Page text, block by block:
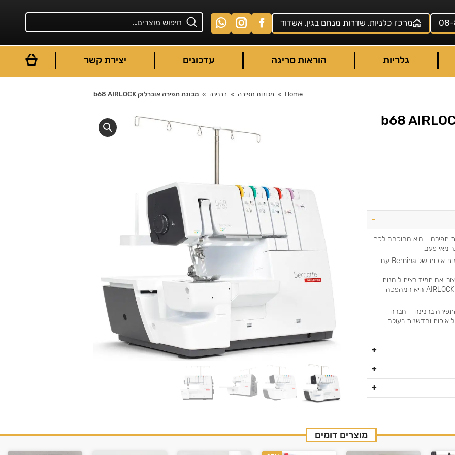
מרכז כלניות, שדרות מנחם בגין, אשדוד
גלריות הוראות סריגה עדכונים יצירת קשר
You are here: Home מכונות תפירה ברנינה מכונת תפירה אוברלוק b68 AIRLOCK
תפירה - היא ההוכחה לכך
מאי פעם.
כשמשלבים את המורשת השוויצרית של 125 שנות איכות של Bernina עם
אם תמיד רצית ליהנות
מהדיוק והחופש של מכונה תעשייתית בבית, ה-AIRLOCK היא המהפכה
ברנינה – חברה
של למעלה מ-130 שנה של איכות וחדשנות בעולם
מוצרים דומים